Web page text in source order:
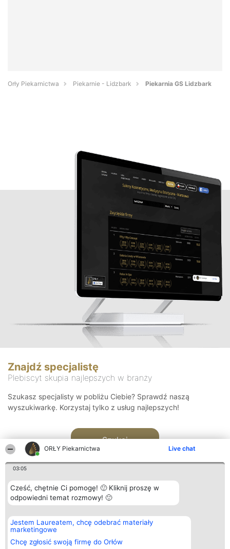
ORŁY Piekarnictwa Live chat
03:05
Cześć, chętnie Ci pomogę! 🙂 Kliknij proszę w
odpowiedni temat rozmowy! 🙂
Jestem Laureatem, chcę odebrać materiały
marketingowe
Chcę zgłosić swoją firmę do Orłów
Orły Piekarnictwa Piekarnie - Lidzbark Piekarnia GS Lidzbark
Znajdź specjalistę
Plebiscyt skupia najlepszych w branży
Szukasz specjalisty w pobliżu Ciebie? Sprawdź naszą
wyszukiwarkę. Korzystaj tylko z usług najlepszych!
Szukaj
Organizator plebiscytu
Bright Side Solutions sp. z o.
o. sp. k.
ul. Ruska 22
Wrocław 50-079
Plebiscyt
Laureaci
wszystkich
Laureatów
Kontakt
Kontakt